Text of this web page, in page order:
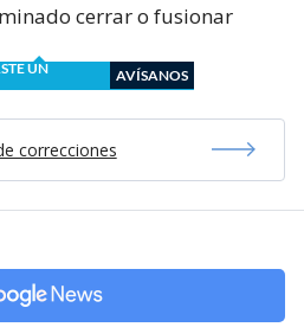
cerrar o fusionar
UN
AVÍSANOS
correcciones